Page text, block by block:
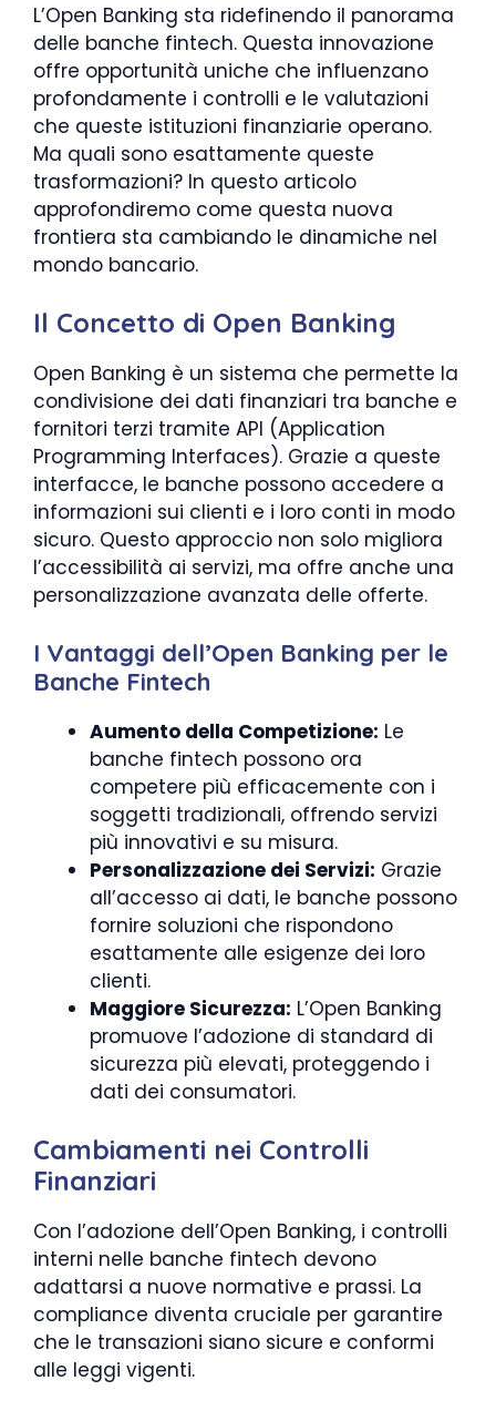
L’Open Banking sta ridefinendo il panorama
delle banche fintech. Questa innovazione
offre opportunità uniche che influenzano
profondamente i controlli e le valutazioni
che queste istituzioni finanziarie operano.
Ma quali sono esattamente queste
trasformazioni? In questo articolo
approfondiremo come questa nuova
frontiera sta cambiando le dinamiche nel
mondo bancario.
Il Concetto di Open Banking
Open Banking è un sistema che permette la
condivisione dei dati finanziari tra banche e
fornitori terzi tramite API (Application
Programming Interfaces). Grazie a queste
interfacce, le banche possono accedere a
informazioni sui clienti e i loro conti in modo
sicuro. Questo approccio non solo migliora
l’accessibilità ai servizi, ma offre anche una
personalizzazione avanzata delle offerte.
I Vantaggi dell’Open Banking per le
Banche Fintech
Aumento della Competizione: Le
banche fintech possono ora
competere più efficacemente con i
soggetti tradizionali, offrendo servizi
più innovativi e su misura.
Personalizzazione dei Servizi: Grazie
all’accesso ai dati, le banche possono
fornire soluzioni che rispondono
esattamente alle esigenze dei loro
clienti.
Maggiore Sicurezza: L’Open Banking
promuove l’adozione di standard di
sicurezza più elevati, proteggendo i
dati dei consumatori.
Cambiamenti nei Controlli
Finanziari
Con l’adozione dell’Open Banking, i controlli
interni nelle banche fintech devono
adattarsi a nuove normative e prassi. La
compliance diventa cruciale per garantire
che le transazioni siano sicure e conformi
alle leggi vigenti.